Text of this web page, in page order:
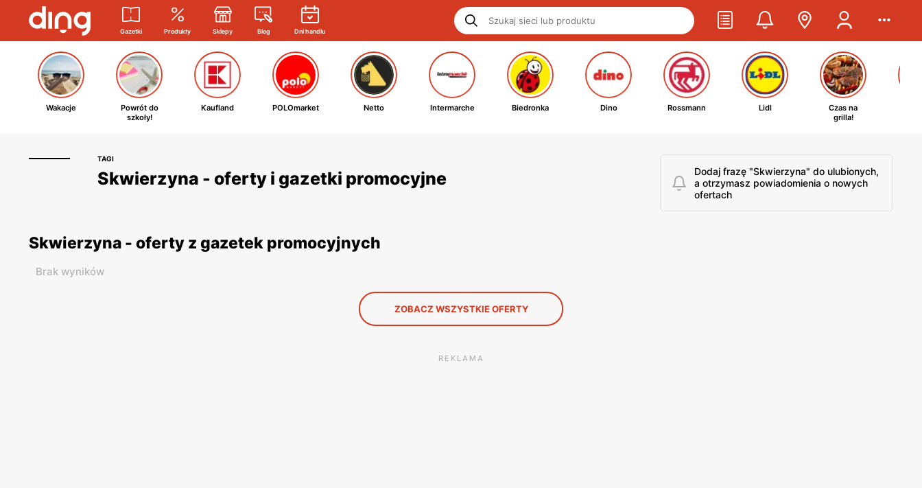
Gazetki Produkty Sklepy Blog Dni handlu
Wakacje
Powrót do
szkoły!
Kaufland POLOmarket Netto Intermarche Biedronka Dino Rossmann Lidl
Czas na
grilla!
TAGI
Skwierzyna - oferty i gazetki promocyjne
Dodaj frazę "Skwierzyna" do ulubionych,
a otrzymasz powiadomienia o nowych
ofertach
Skwierzyna - oferty z gazetek promocyjnych
Brak wyników
ZOBACZ WSZYSTKIE OFERTY
REKLAMA